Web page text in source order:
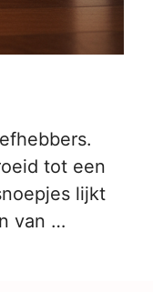
tot een
lijkt
van …